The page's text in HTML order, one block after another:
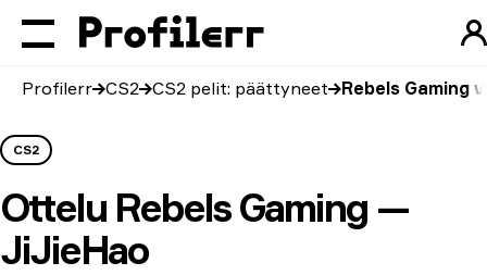
Profilerr CS2 CS2 pelit: päättyneet Rebels Gaming
CS2
Ottelu Rebels Gaming —
JiJieHao